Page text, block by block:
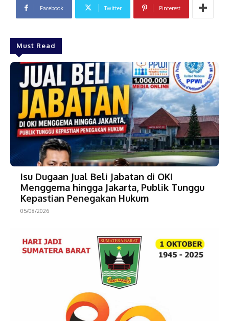
Facebook Twitter Pinterest
Must Read
Isu Dugaan Jual Beli Jabatan di OKI
Menggema hingga Jakarta, Publik Tunggu
Kepastian Penegakan Hukum
05/08/2026